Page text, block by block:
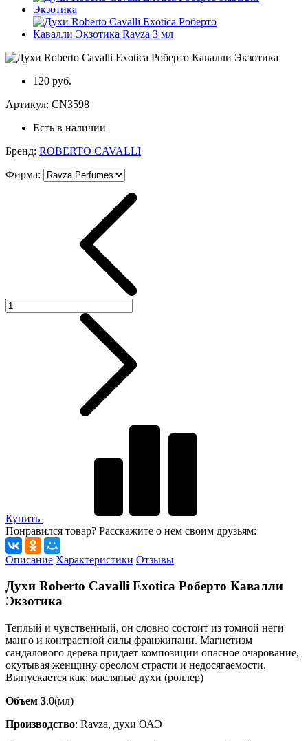
120 руб.
Артикул: CN3598
Есть в наличии
Бренд: ROBERTO CAVALLI
Фирма:
Купить
Понравился товар? Расскажите о нем своим друзьям:
Описание Характеристики Отзывы
Духи Roberto Cavalli Exotica Роберто Кавалли
Экзотика
Теплый и чувственный, он словно состоит из томной неги
манго и контрастной силы франжипани. Магнетизм
сандалового дерева придает композиции опасное очарование,
окутывая женщину ореолом страсти и недосягаемости.
Выпускается как: масляные духи (роллер)
Объем 3.0(мл)
Производство: Ravza, духи ОАЭ